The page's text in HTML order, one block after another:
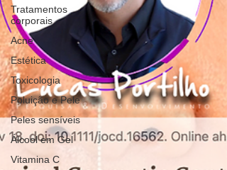
Tratamentos
corporais
Acne
Estética
Toxicologia
Poluição e Pele
Peles sensíveis
Álcool em Gel
Vitamina C